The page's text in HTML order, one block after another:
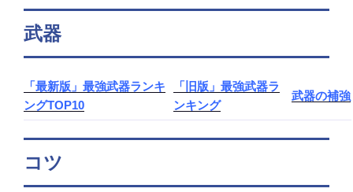
武器
「最新版」最強武器ランキ
ングTOP10
「旧版」最強武器ラ
ンキング
武器の補強
コツ